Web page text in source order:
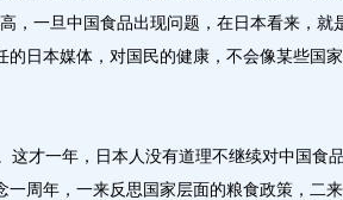
，一旦中国食品出现问题，在日本看来，就
的日本媒体，对国民的健康，不会像某些国
才一年，日本人没有道理不继续对中国食品
一周年，一来反思国家层面的粮食政策，二